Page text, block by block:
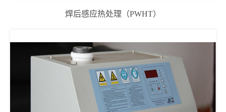
焊后感应热处理（PWHT）